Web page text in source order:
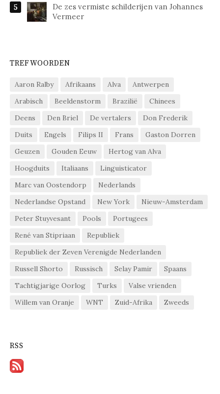
De zes vermiste schilderijen van Johannes
Vermeer
TREFWOORDEN
Aaron Ralby Afrikaans Alva
Antwerpen
Arabisch
Beeldenstorm Brazilië
Chinees
Deens
Den Briel De vertalers
Don Frederik
Duits
Engels Filips II Frans
Gaston Dorren
Geuzen
Gouden Eeuw
Hertog van Alva
Hoogduits
Italiaans
Linguisticator
Marc van Oostendorp
Nederlands
Nederlandse Opstand
New York
Nieuw-Amsterdam
Peter Stuyvesant
Pools
Portugees
René van Stipriaan
Republiek
Republiek der Zeven Verenigde Nederlanden
Russell Shorto
Russisch Selay Pamir
Spaans
Tachtigjarige Oorlog
Turks
Valse vrienden
Willem van Oranje
WNT Zuid-Afrika Zweeds
RSS